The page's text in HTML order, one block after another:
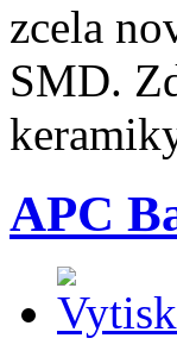
zcela
SMD.
APC